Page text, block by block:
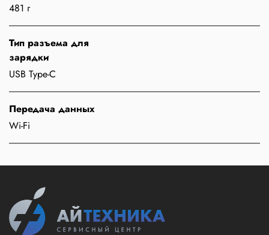
481 г
Тип разъема для
зарядки
USB Type-C
Передача данных
Wi-Fi